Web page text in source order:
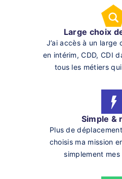
Large choix
J’ai accès à un large
en intérim, CDD, CDI
tous les métiers
Simple &
Plus de
choisis ma mission
simplement